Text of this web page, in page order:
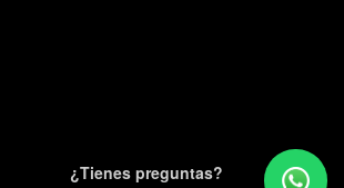
¿Tienes preguntas?